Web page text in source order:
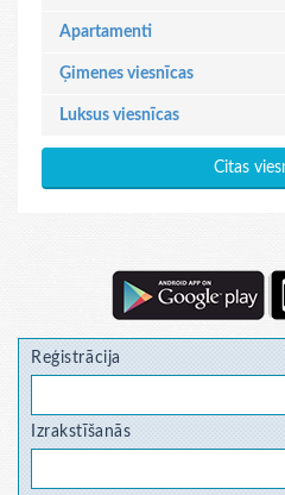
Apartamenti
Ģimenes viesnīcas
Luksus viesnīcas
Citas
Reģistrācija
Izrakstīšanās